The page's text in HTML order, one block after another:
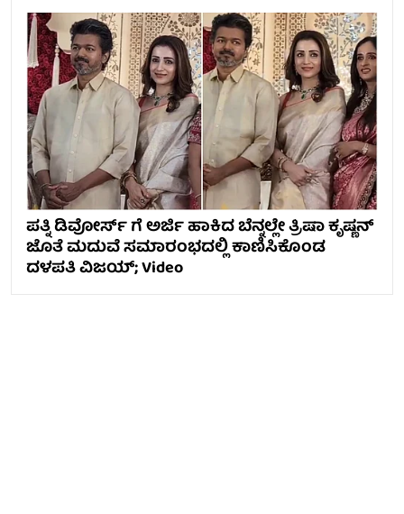
ಪತ್ನಿ ಡಿವೋರ್ಸ್ ಗೆ ಅರ್ಜಿ ಹಾಕಿದ ಬೆನ್ನಲ್ಲೇ ತ್ರಿಷಾ ಕೃಷ್ಣನ್
ಜೊತೆ ಮದುವೆ ಸಮಾರಂಭದಲ್ಲಿ ಕಾಣಿಸಿಕೊಂಡ
ದಳಪತಿ ವಿಜಯ್; Video